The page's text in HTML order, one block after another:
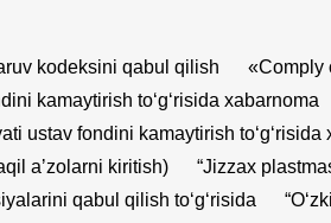
kodeksini qabul qilish «Comply
kamaytirish to‘g‘risida xabarnoma
ustav fondini kamaytirish toʻgʻrisida
aʼzolarni kiritish)
“Jizzax
qabul qilish toʻgʻrisida